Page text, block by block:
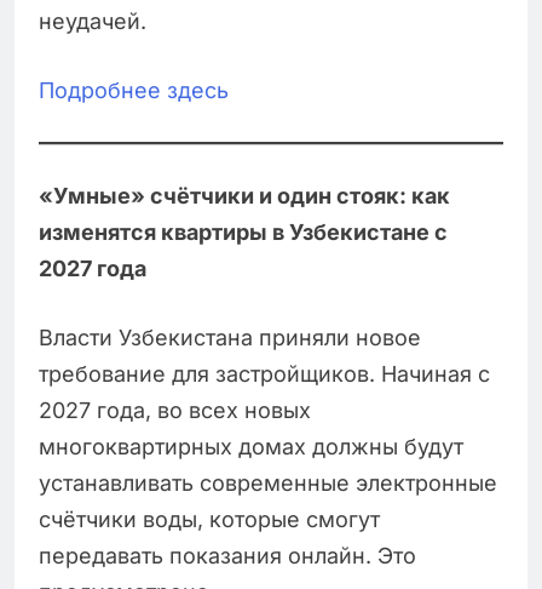
неудачей.
Подробнее здесь
«Умные» счётчики и один стояк: как
изменятся квартиры в Узбекистане с
2027 года
Власти Узбекистана приняли новое
требование для застройщиков. Начиная с
2027 года, во всех новых
многоквартирных домах должны будут
устанавливать современные электронные
счётчики воды, которые смогут
передавать показания онлайн. Это